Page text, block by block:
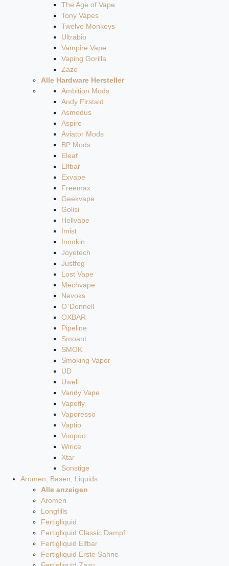
The Age of Vape
Tony Vapes
Twelve Monkeys
Ultrabio
Vampire Vape
Vaping Gorilla
Zazo
Alle Hardware Hersteller
Ambition Mods
Andy Firstaid
Asmodus
Aspire
Aviator Mods
BP Mods
Eleaf
Elfbar
Exvape
Freemax
Geekvape
Golisi
Hellvape
Imist
Innokin
Joyetech
Justfog
Lost Vape
Mechvape
Nevoks
O`Donnell
OXBAR
Pipeline
Smoant
SMOK
Smoking Vapor
UD
Uwell
Vandy Vape
Vapefly
Vaporesso
Vaptio
Voopoo
Wirice
Xtar
Sonstige
Aromen, Basen, Liquids
Alle anzeigen
Aromen
Longfills
Fertigliquid
Fertigliquid Classic Dampf
Fertigliquid Elfbar
Fertigliquid Erste Sahne